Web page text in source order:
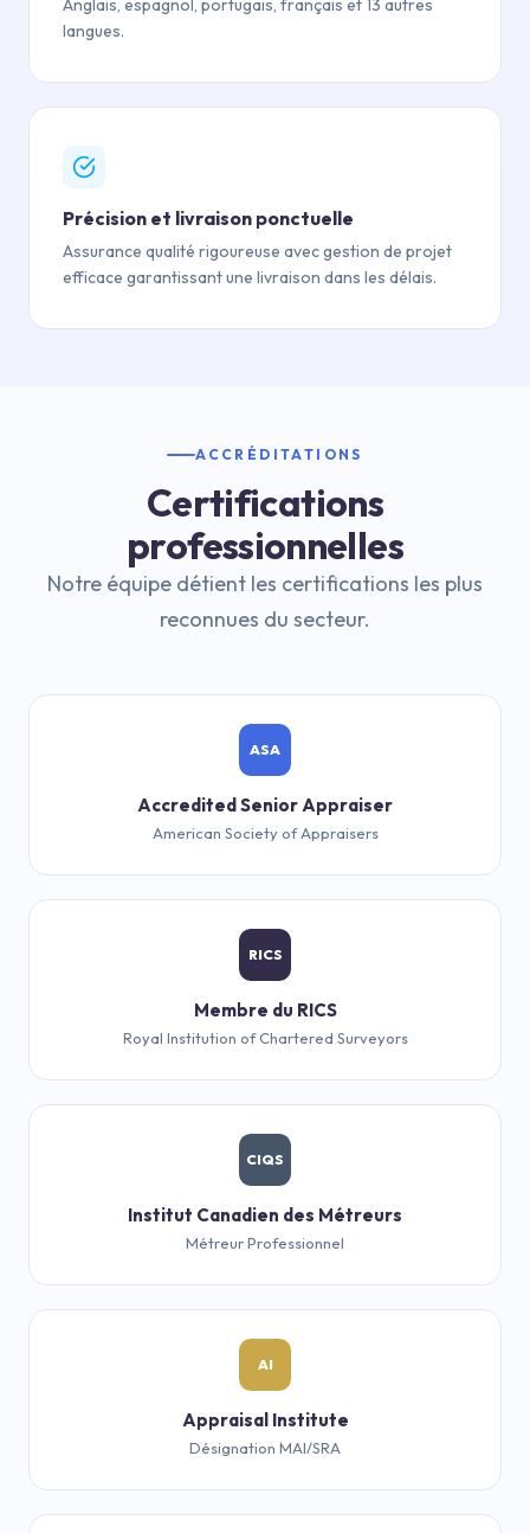
Anglais, espagnol, portugais, français et 13 autres
langues.
Précision et livraison ponctuelle
Assurance qualité rigoureuse avec gestion de projet
efficace garantissant une livraison dans les délais.
ACCRÉDITATIONS
Certifications
professionnelles
Notre équipe détient les certifications les plus
reconnues du secteur.
ASA
Accredited Senior Appraiser
American Society of Appraisers
RICS
Membre du RICS
Royal Institution of Chartered Surveyors
CIQS
Institut Canadien des Métreurs
Métreur Professionnel
AI
Appraisal Institute
Désignation MAI/SRA